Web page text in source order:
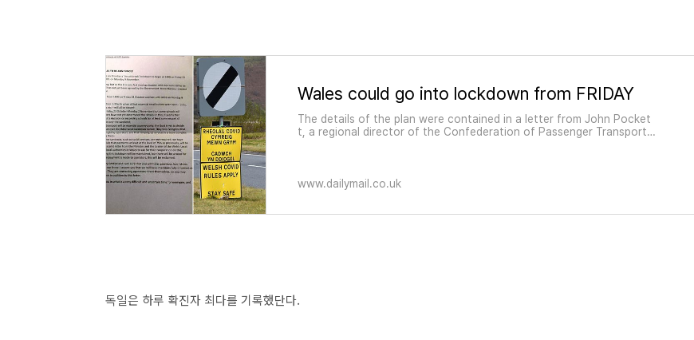
Wales could go into lockdown from FRIDAY
The details of the plan were contained in a letter from John Pocket
t, a regional director of the Confederation of Passenger Transport, t
www.dailymail.co.uk
독일은 하루 확진자 최다를 기록했단다.